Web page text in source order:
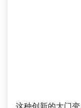
这种创新的大门